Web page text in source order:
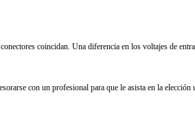
coincidan. Una diferencia en los voltajes de
con un profesional para que le asista en la elección